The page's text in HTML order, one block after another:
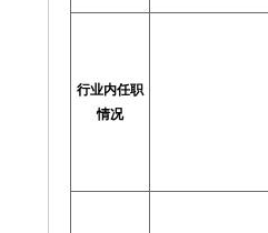
行业内任职
情况